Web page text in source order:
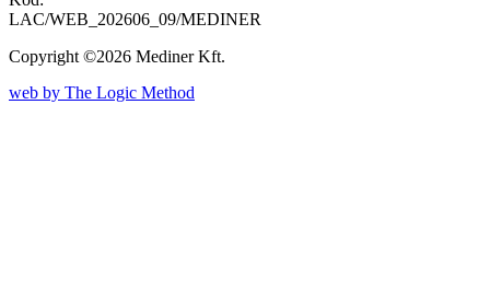
LAC/WEB_202606_09/MEDINER
Copyright ©2026 Mediner Kft.
web by The Logic Method